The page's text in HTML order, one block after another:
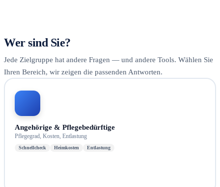
Wer sind Sie?
Jede Zielgruppe hat andere Fragen — und andere Tools. Wählen Sie
Ihren Bereich, wir zeigen die passenden Antworten.
Angehörige & Pflegebedürftige
Pflegegrad, Kosten, Entlastung
Schnellcheck Heimkosten Entlastung